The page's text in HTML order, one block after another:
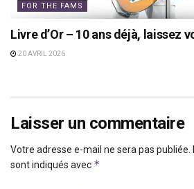
FOR THE FAMS
Livre d’Or – 10 ans déjà, laissez
20 AVRIL 2026
Laisser un commentaire
Votre adresse e-mail ne sera pas publiée.
sont indiqués avec *